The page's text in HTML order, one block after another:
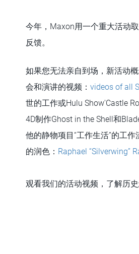
今年，Maxon用一个重大活动
反馈。
如果您无法亲自到场，新活动
会和演讲的视频： videos of all
世的工作或Hulu Show'Castle
4D制作Ghost in the Shell和
他的静物项目“工作生活”的工
的润色： Raphael “Silverwing”
观看我们的活动视频，了解历